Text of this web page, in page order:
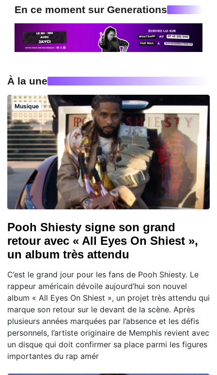
En ce moment sur Generations
À la une
Musique
Pooh Shiesty signe son grand
retour avec « All Eyes On Shiest »,
un album très attendu
C’est le grand jour pour les fans de Pooh Shiesty. Le
rappeur américain dévoile aujourd’hui son nouvel
album « All Eyes On Shiest », un projet très attendu qui
marque son retour sur le devant de la scène. Après
plusieurs années marquées par l’absence et les défis
personnels, l’artiste originaire de Memphis revient avec
un disque qui doit confirmer sa place parmi les figures
importantes du rap amér